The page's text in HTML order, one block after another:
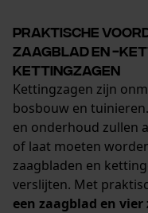
Praktische
zaagblad en -
kettingzagen
Kettingzagen zijn
bosbouw en
en onderhoud zullen
of laat moeten
zaagbladen en
verslijten. Met
een zaagblad en
De